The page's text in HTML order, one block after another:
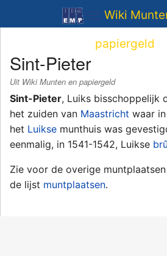
Wiki
papiergeld
Sint-Pieter
Uit Wiki Munten en papiergeld
Sint-Pieter, Luiks bisschoppelijk
het zuiden van Maastricht waar
het Luikse munthuis was
eenmalig, in 1541-1542, Luikse
Zie voor de overige
de lijst muntplaatsen.